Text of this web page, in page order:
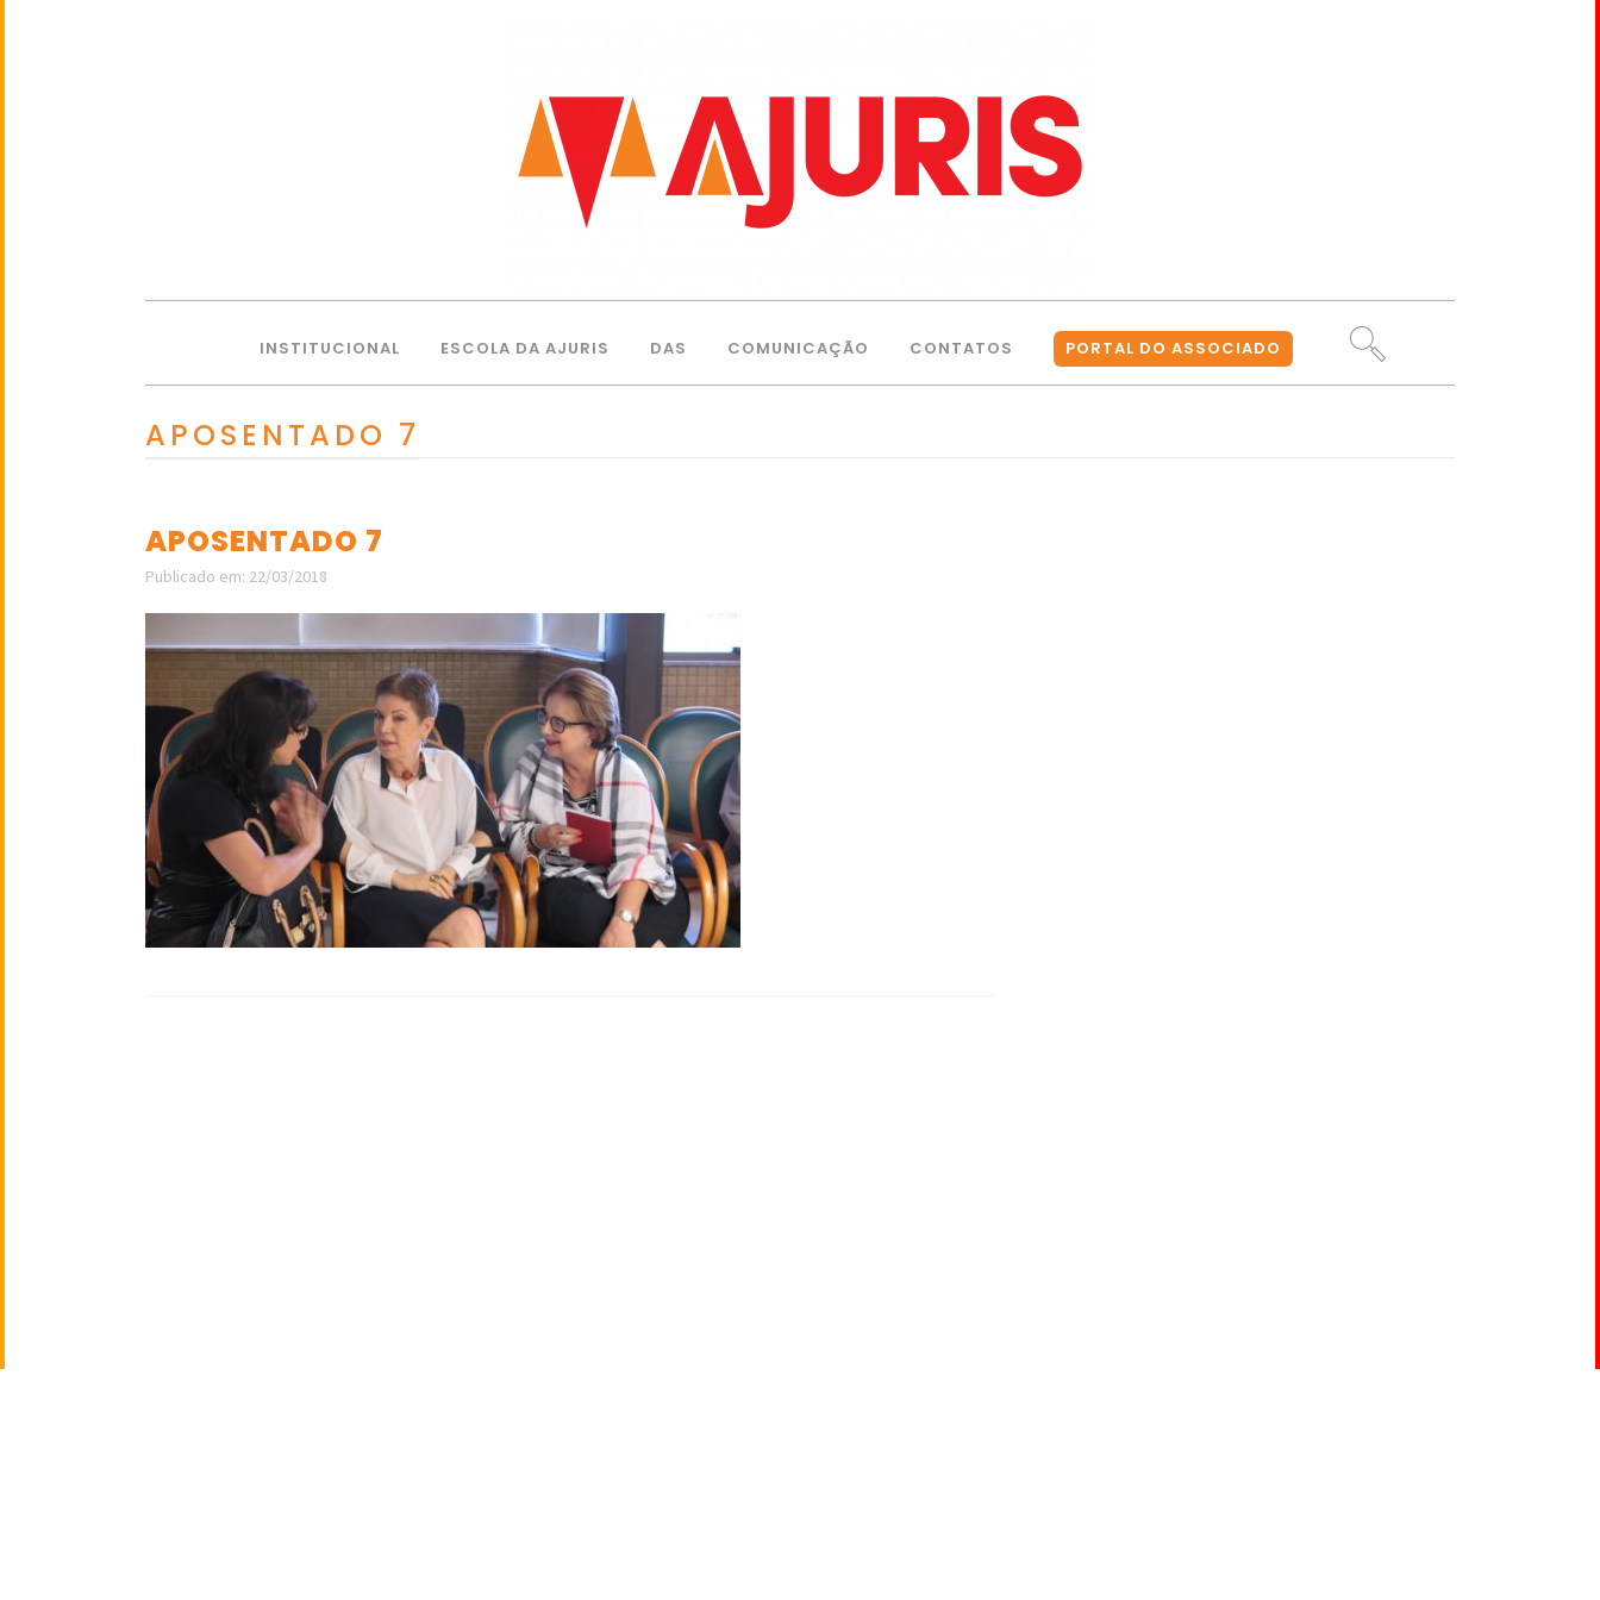
INSTITUCIONAL ESCOLA DA AJURIS DAS COMUNICAÇÃO CONTATOS PORTAL DO ASSOCIADO
APOSENTADO 7
APOSENTADO 7
Publicado em: 22/03/2018